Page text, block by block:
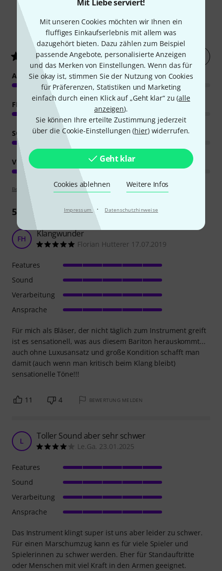
Mit Liebe serviert!
Mit unseren Cookies möchten wir Ihnen ein
fluffiges Einkaufserlebnis mit allem was
dazugehört bieten. Dazu zählen zum Beispiel
passende Angebote, personalisierte Anzeigen
und das Merken von Einstellungen. Wenn das für
Sie okay ist, stimmen Sie der Nutzung von Cookies
für Präferenzen, Statistiken und Marketing
einfach durch einen Klick auf „Geht klar“ zu (alle
anzeigen).
Sie können Ihre erteilte Zustimmung jederzeit
über die Cookie-Einstellungen (hier) widerrufen.
Geht klar
Cookies ablehnen Weitere Infos
Impressum · Datenschutzhinweise
7Kundenbewertungen
4.3/ 5 Jetzt bewerten
ANSPRACHE
FEATURES
SOUND
VERARBEITUNG
Bewertungsrichtlinien
5Rezensionen
FH Klangwunder
Florian Hutterer 17.07.2019
Für mich als Bläser, der nicht täglich zum Instrument greift
ist es sensationell, was aus diesem Bariton herauskommt...
auch ohne Luxusansatz und große Kondition schafft man
damit (auch wenn man kritisch beim Klang bleibt)
sensationelle Töne!!!
Features
Sound
Verarbeitung
Ansprache
11 4 BEWERTUNG MELDEN
L Toller Sound aber sehr schwer
Le.Ga. 23.01.2025
Das Instrument klingt super ist uns aber leider zu schwer.
Für einen Marschumzug kann es für viele Spieler und
Spielerinnen zu schwer werden. Eher für Standauftritte
oder Menschen mit viel Kraft in den Armen geeignet.
Features
Sound
Verarbeitung
Ansprache